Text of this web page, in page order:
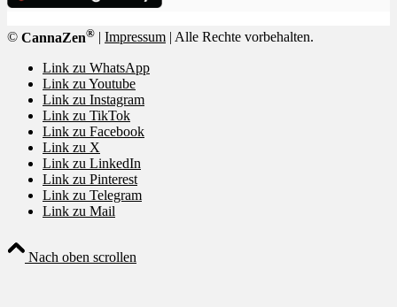
© CannaZen® Impressum | Alle Rechte vorbehalten.
Link zu WhatsApp
Link zu Youtube
Link zu Instagram
Link zu TikTok
Link zu Facebook
Link zu X
Link zu LinkedIn
Link zu Pinterest
Link zu Telegram
Link zu Mail
Nach oben scrollen